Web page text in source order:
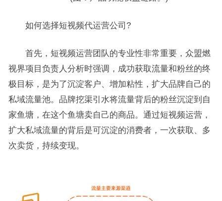
如何选择短视频代运营公司?
首先，短视频运营团队的专业性非常重要，众盟燃
视界项目负责人分析时强调，成功获取流量和粉丝的终
极目标，是为了沉淀客户、增加粘性，扩大品牌自己的
私域流量池。品牌挖渠引水将流量背后的粉丝沉淀到自
家鱼塘，在这个鱼塘卖自己的商品。通过短视频运营，
扩大私域流量的背后是可沉淀的消费者，一次获取、多
次卖货，持续变现。